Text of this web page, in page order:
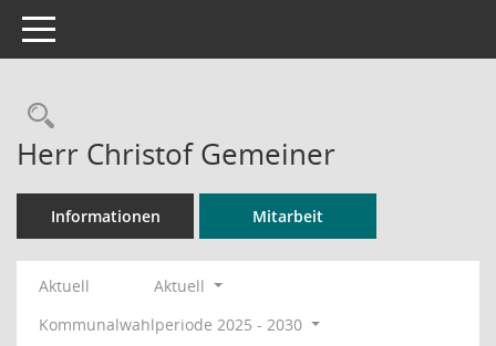
Toggle navigation
Rechercheauswahl
Herr Christof Gemeiner
Informationen Mitarbeit
Aktuell
Aktuell
Kommunalwahlperiode 2025 - 2030